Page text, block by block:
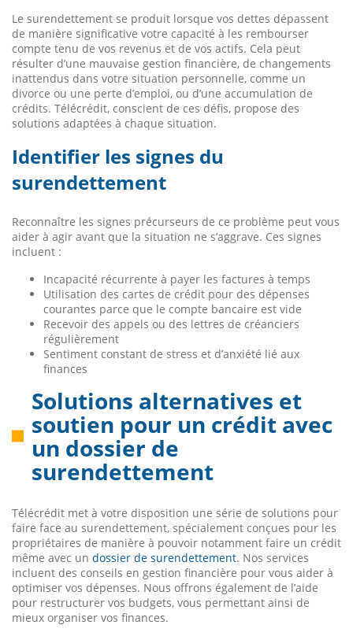
Le surendettement se produit lorsque vos dettes dépassent
de manière significative votre capacité à les rembourser
compte tenu de vos revenus et de vos actifs. Cela peut
résulter d’une mauvaise gestion financière, de changements
inattendus dans votre situation personnelle, comme un
divorce ou une perte d’emploi, ou d’une accumulation de
crédits. Télécrédit, conscient de ces défis, propose des
solutions adaptées à chaque situation.
Identifier les signes du
surendettement
Reconnaître les signes précurseurs de ce problème peut vous
aider à agir avant que la situation ne s’aggrave. Ces signes
incluent :
Incapacité récurrente à payer les factures à temps
Utilisation des cartes de crédit pour des dépenses
courantes parce que le compte bancaire est vide
Recevoir des appels ou des lettres de créanciers
régulièrement
Sentiment constant de stress et d’anxiété lié aux
finances
Solutions alternatives et
soutien pour un crédit avec
un dossier de
surendettement
Télécrédit met à votre disposition une série de solutions pour
faire face au surendettement, spécialement conçues pour les
propriétaires de manière à pouvoir notamment faire un crédit
même avec un dossier de surendettement. Nos services
incluent des conseils en gestion financière pour vous aider à
optimiser vos dépenses. Nous offrons également de l’aide
pour restructurer vos budgets, vous permettant ainsi de
mieux organiser vos finances.